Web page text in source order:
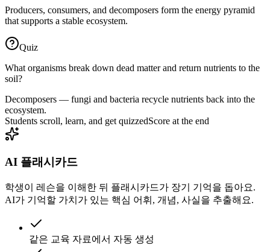
Producers, consumers, and decomposers form the energy pyramid
that supports a stable ecosystem.
Quiz
What organisms break down dead matter and return nutrients to the
soil?
Decomposers — fungi and bacteria recycle nutrients back into the
ecosystem.
Students scroll, learn, and get quizzedScore at the end
AI 플래시카드
학생이 레슨을 이해한 뒤 플래시카드가 장기 기억을 돕아요.
AI가 기억할 가치가 있는 핵심 어휘, 개념, 사실을 추출해요.
같은 교육 자료에서 자동 생성